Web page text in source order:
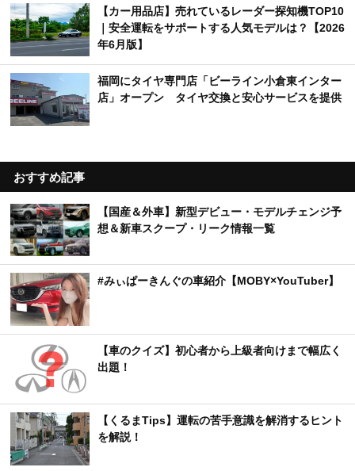
【カー用品店】売れているレーダー探知機TOP10
｜安全運転をサポートする人気モデルは？【2026
年6月版】
福岡にタイヤ専門店「ビーライン小倉東インター
店」オープン タイヤ交換と安心サービスを提供
おすすめ記事
【国産＆外車】新型デビュー・モデルチェンジ予
想＆新車スクープ・リーク情報一覧
#みぃぱーきんぐの車紹介【MOBY×YouTuber】
【車のクイズ】初心者から上級者向けまで幅広く
出題！
【くるまTips】運転の苦手意識を解消するヒント
を解説！